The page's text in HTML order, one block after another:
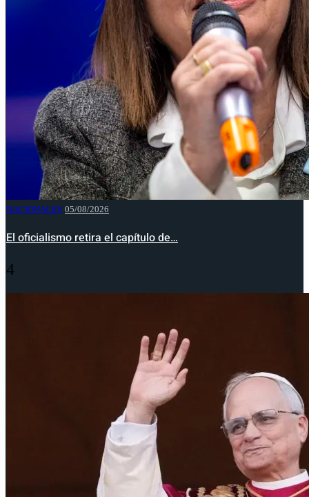
NACIONALES 05/08/2026
El oficialismo retira el capítulo de…
4